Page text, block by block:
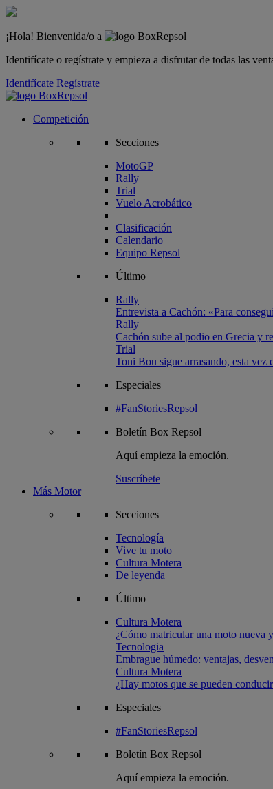
¡Hola! Bienvenida/o a
Identifícate o regístrate y empieza a disfrutar de todas las
Identifícate Regístrate
Competición
Secciones
MotoGP
Rally
Trial
Vuelo Acrobático
Clasificación
Calendario
Equipo Repsol
Último
Rally
Entrevista a Cachón: «Para
Rally
Cachón sube al podio en Grecia y
Trial
Toni Bou sigue arrasando, esta vez
Especiales
#FanStoriesRepsol
Boletín Box Repsol
Aquí empieza la emoción.
Suscríbete
Más Motor
Secciones
Tecnología
Vive tu moto
Cultura Motera
De leyenda
Último
Cultura Motera
¿Cómo matricular una moto nueva
Tecnologia
Embrague húmedo: ventajas,
Cultura Motera
¿Hay motos que se pueden
Especiales
#FanStoriesRepsol
Boletín Box Repsol
Aquí empieza la emoción.